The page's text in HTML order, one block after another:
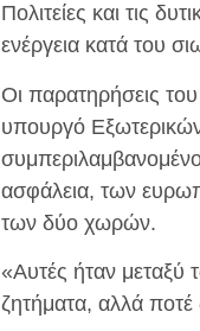
Πολιτείες και τις
ενέργεια κατά του
Οι παρατηρήσεις
υπουργό
ασφάλεια, των
των δύο χωρών.
«Αυτές ήταν
ζητήματα, αλλά